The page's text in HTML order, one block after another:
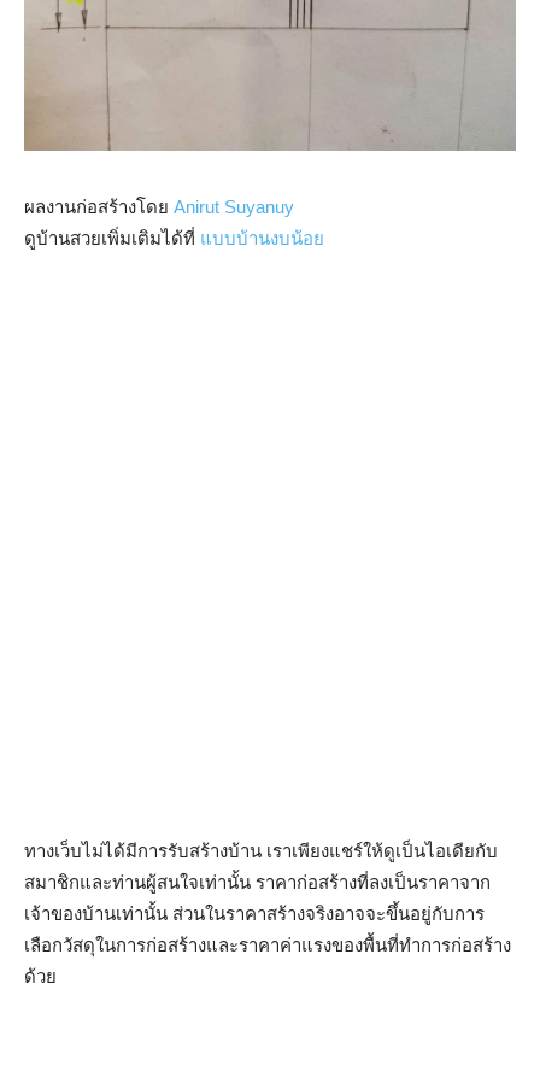
ผลงานก่อสร้างโดย Anirut Suyanuy
ดูบ้านสวยเพิ่มเติมได้ที่ แบบบ้านงบน้อย
ทางเว็บไม่ได้มีการรับสร้างบ้าน เราเพียงแชร์ให้ดูเป็นไอเดียกับ
สมาชิกและท่านผู้สนใจเท่านั้น ราคาก่อสร้างที่ลงเป็นราคาจาก
เจ้าของบ้านเท่านั้น ส่วนในราคาสร้างจริงอาจจะขึ้นอยู่กับการ
เลือกวัสดุในการก่อสร้างและราคาค่าแรงของพื้นที่ทำการก่อสร้าง
ด้วย